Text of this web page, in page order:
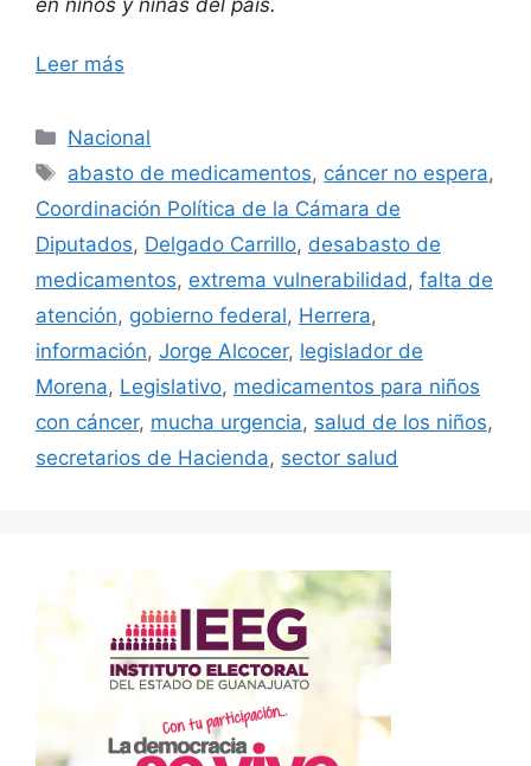
Leer más
Categorías
Nacional
Etiquetas
abasto de medicamentos, cáncer no espera,
Coordinación Política de la Cámara de
Diputados, Delgado Carrillo, desabasto de
medicamentos, extrema vulnerabilidad, falta de
atención, gobierno federal, Herrera,
información, Jorge Alcocer, legislador de
Morena, Legislativo, medicamentos para niños
con cáncer, mucha urgencia, salud de los niños,
secretarios de Hacienda, sector salud